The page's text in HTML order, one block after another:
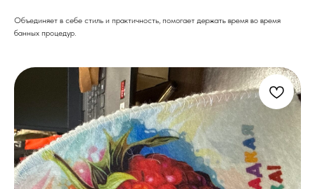
Объединяет в себе стиль и практичность, помогает держать время во время
банных процедур.